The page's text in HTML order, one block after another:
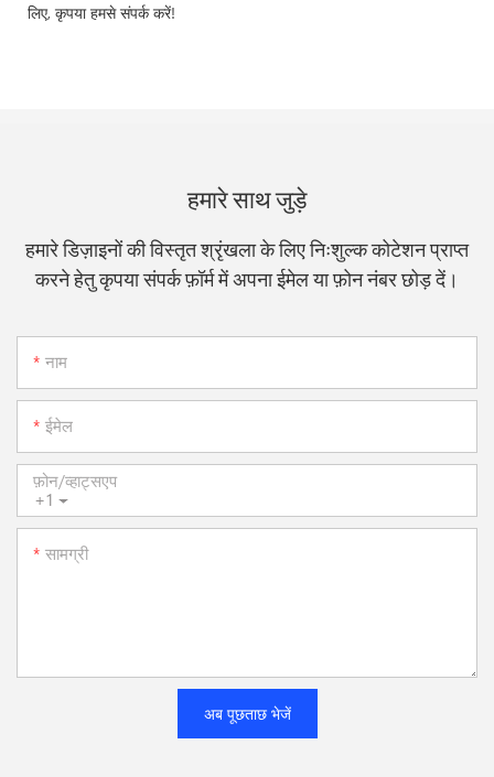
लिए, कृपया हमसे संपर्क करें!
हमारे साथ जुड़े
हमारे डिज़ाइनों की विस्तृत श्रृंखला के लिए निःशुल्क कोटेशन प्राप्त
करने हेतु कृपया संपर्क फ़ॉर्म में अपना ईमेल या फ़ोन नंबर छोड़ दें।
नाम
ईमेल
+1
फ़ोन/व्हाट्सएप
सामग्री
अब पूछताछ भेजें